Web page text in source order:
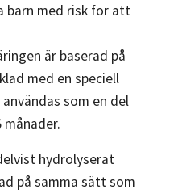
barn med risk for att
är baserad på
med en speciell
som en del
hydrolyserat
på samma sätt som